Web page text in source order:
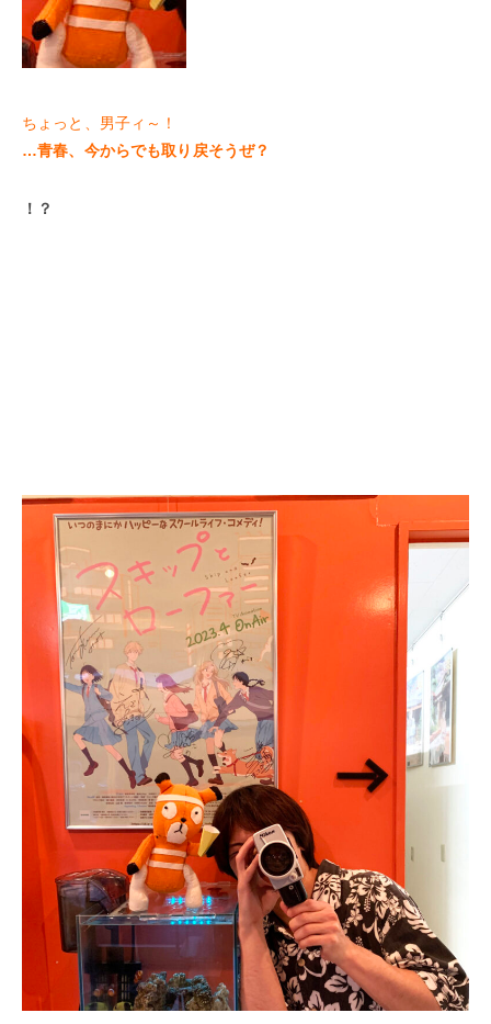
ちょっと、男子ィ～！
…青春、今からでも取り戻そうぜ？
！？